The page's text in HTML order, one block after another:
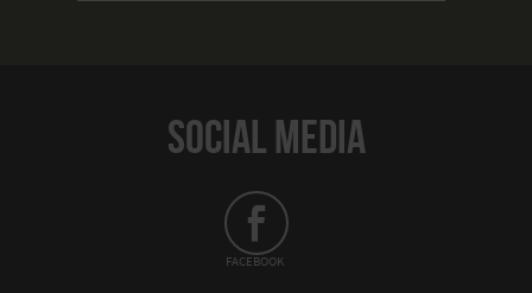
SOCIAL MEDIA
FACEBOOK